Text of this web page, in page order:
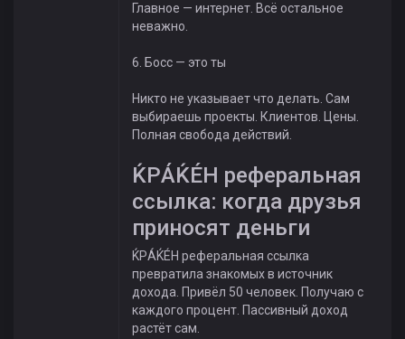
Главное — интернет. Всё остальное
неважно.
6. Босс — это ты
Никто не указывает что делать. Сам
выбираешь проекты. Клиентов. Цены.
Полная свобода действий.
ЌРÁЌÉH реферальная
ссылка: когда друзья
приносят деньги
ЌРÁЌÉH реферальная ссылка
превратила знакомых в источник
дохода. Привёл 50 человек. Получаю с
каждого процент. Пассивный доход
растёт сам.